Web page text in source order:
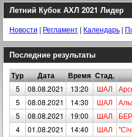
Летний Кубок АХЛ 2021 Лидер
Новости | Регламент | Календарь |
Последние результаты
Тур Дата Время Стад.
5 08.08.2021 13:20 ШАЛ
5
08.08.2021 14:30 ШАЛ
5
08.08.2021 19:00 ШАЛ
4
01.08.2021 14:40 ШАЛ